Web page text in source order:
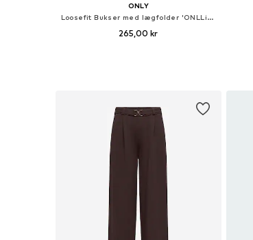
ONLY
Loosefit Bukser med lægfolder 'ONLLinda'
265,00 kr